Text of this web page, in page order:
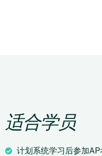
适合学员
计划系统学习后参加AP